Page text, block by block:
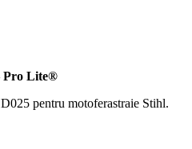
Pro Lite®
pentru motoferastraie Stihl.